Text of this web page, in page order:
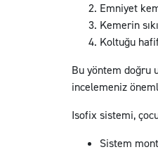
Emniyet
Kemerin
Koltuğu
Bu yöntem doğru
incelemeniz
Isofix sistemi,
Sistem